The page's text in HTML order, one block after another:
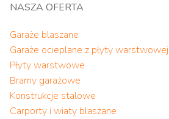
NASZA OFERTA
Garaże blaszane
Garaże ocieplane z płyty warstwowej
Płyty warstwowe
Bramy garażowe
Konstrukcje stalowe
Carporty i wiaty blaszane